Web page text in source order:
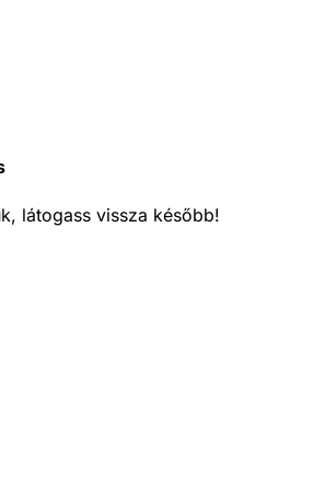
látogass vissza később!